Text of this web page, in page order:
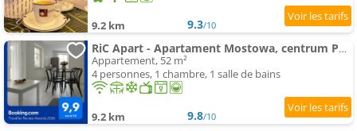
9.2 km 9.3/10
RiC Apart - Apartament Mostowa, centrum Poznań - parking - klimatyzacja
Appartement, 52 m²
4 personnes, 1 chambre, 1 salle de bains
9.2 km 9.8/10